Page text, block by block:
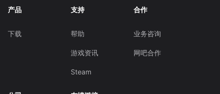
产品
下载
支持
帮助
游戏资讯
Steam
合作
业务咨询
网吧合作